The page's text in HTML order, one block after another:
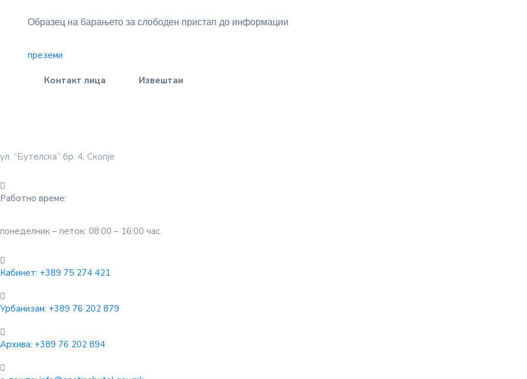
Образец на барањето за слободен пристап до информации
преземи
Контакт лица Извештаи
ул. “Бутелска” бр. 4, Скопје
Работно време:
понеделник – петок: 08:00 – 16:00 час.
Кабинет: +389 75 274 421
Урбанизам: +389 76 202 879
Архива: +389 76 202 894